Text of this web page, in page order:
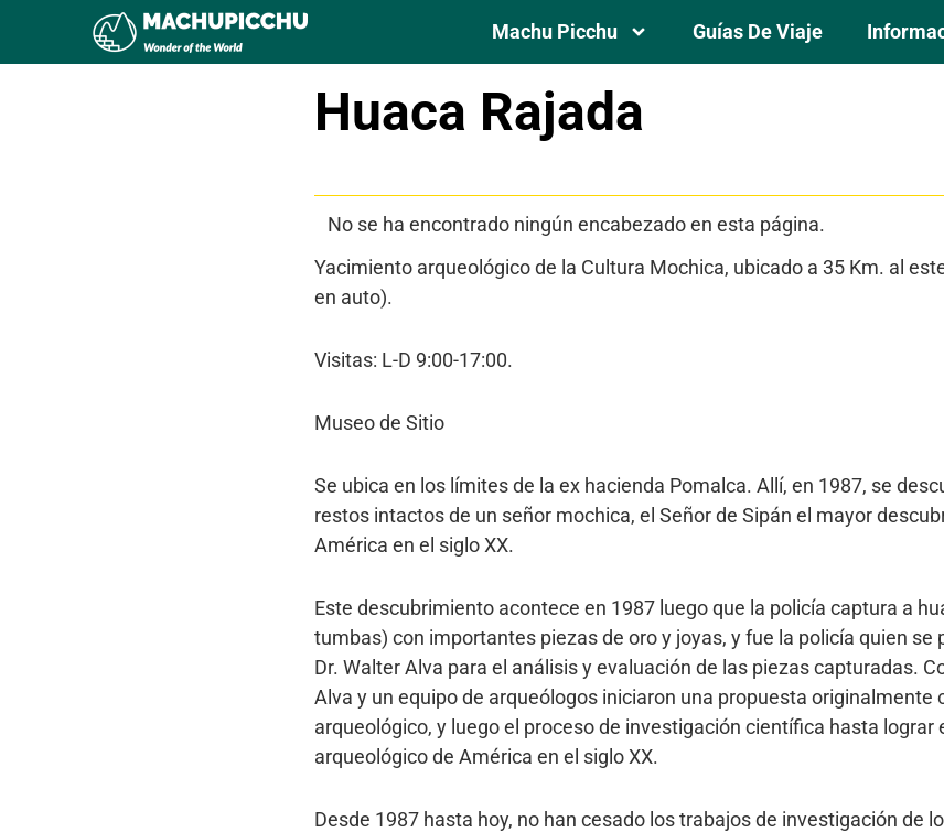
Machu Picchu Guías De Viaje
Huaca Rajada
No se ha encontrado ningún encabezado en esta página.
Yacimiento arqueológico de la Cultura Mochica, ubicado a 35 Km. al
en auto).
Visitas: L-D 9:00-17:00.
Museo de Sitio
Se ubica en los límites de la ex hacienda Pomalca. Allí, en 1987, se
restos intactos de un señor mochica, el Señor de Sipán el mayor
América en el siglo XX.
Este descubrimiento acontece en 1987 luego que la policía captura a
tumbas) con importantes piezas de oro y joyas, y fue la policía quien se
Dr. Walter Alva para el análisis y evaluación de las piezas capturadas.
Alva y un equipo de arqueólogos iniciaron una propuesta originalmente
arqueológico, y luego el proceso de investigación científica hasta
arqueológico de América en el siglo XX.
Desde 1987 hasta hoy, no han cesado los trabajos de investigación de